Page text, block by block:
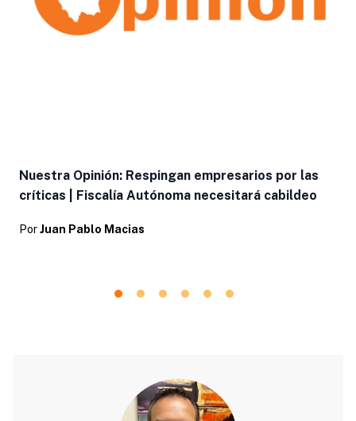
Nuestra Opinión: Respingan empresarios por las
críticas | Fiscalía Autónoma necesitará cabildeo
Por Juan Pablo Macias